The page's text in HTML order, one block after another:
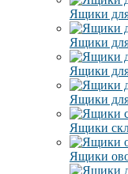
Ящики
Ящики
Ящики
Ящики
Ящики
Ящики